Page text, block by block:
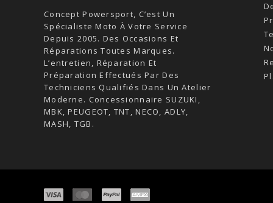
Concept Powersport, C’est Un
Spécialiste Moto À Votre Service
Depuis 2005. Des Occasions Et
Réparations Toutes Marques.
L’entretien, Réparation Et
Préparation Effectués Par Des
Techniciens Qualifiés Dans Un Atelier
Moderne. Concessionnaire SUZUKI,
MBK, PEUGEOT, TNT, NECO, ADLY,
MASH, TGB.